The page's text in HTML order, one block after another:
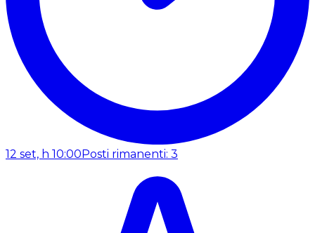
12 set, h 10:00Posti rimanenti: 3